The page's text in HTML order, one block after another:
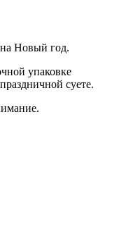
Новый год.
упаковке
суете.